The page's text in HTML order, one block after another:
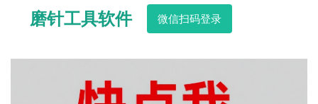
磨针工具软件 微信扫码登录